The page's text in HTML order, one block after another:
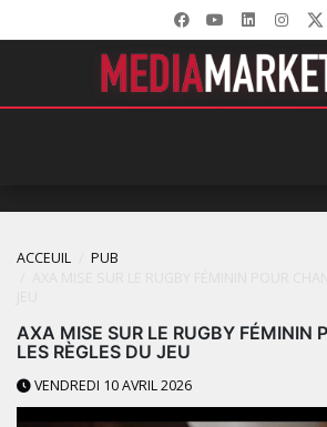
ACCEUIL
PUB
AXA MISE SUR LE RUGBY FÉMININ
LES RÈGLES DU JEU
VENDREDI 10 AVRIL 2026